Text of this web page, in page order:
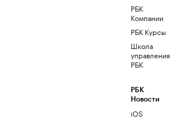
РБК
Компании
РБК Курсы
Школа
управления
РБК
РБК
Новости
iOS